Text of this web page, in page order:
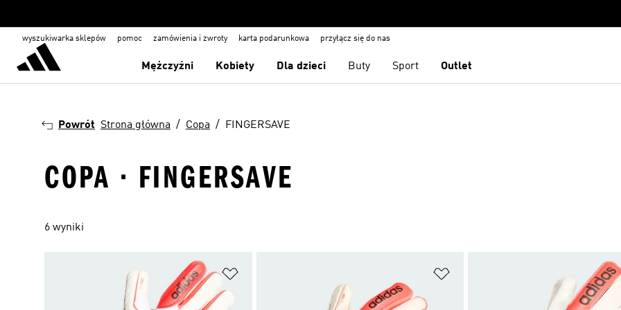
wyszukiwarka sklepów pomoc zamówienia i zwroty karta podarunkowa przyłącz się do nas
Mężczyźni Kobiety Dla dzieci Buty Sport Outlet
Powrót Strona główna Copa FINGERSAVE
COPA · FINGERSAVE
6 wyniki